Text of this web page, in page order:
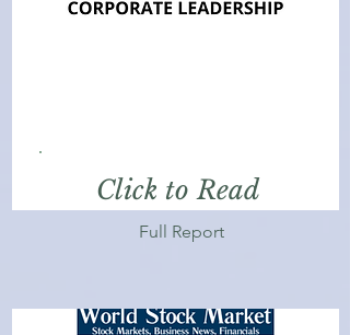
Click to Read
Full Report